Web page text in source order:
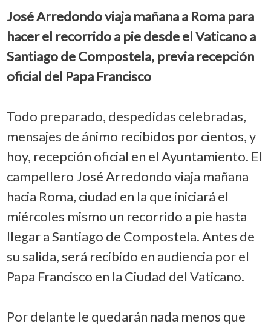
José Arredondo viaja mañana a Roma para
hacer el recorrido a pie desde el Vaticano a
Santiago de Compostela, previa recepción
oficial del Papa Francisco
Todo preparado, despedidas celebradas,
mensajes de ánimo recibidos por cientos, y
hoy, recepción oficial en el Ayuntamiento. El
campellero José Arredondo viaja mañana
hacia Roma, ciudad en la que iniciará el
miércoles mismo un recorrido a pie hasta
llegar a Santiago de Compostela. Antes de
su salida, será recibido en audiencia por el
Papa Francisco en la Ciudad del Vaticano.
Por delante le quedarán nada menos que